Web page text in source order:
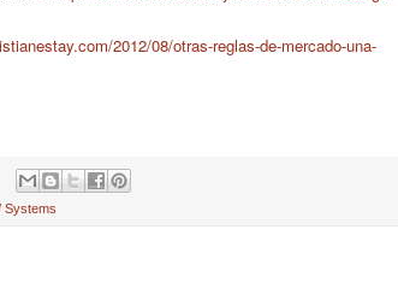
2012/08/otras-reglas-de-mercado-una-
Systems